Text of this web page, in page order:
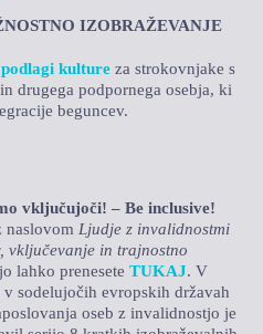
IZOBRAŽEVANJE
kultureza strokovnjake s
drugega podpornega osebja, ki
beguncev.
vključujoči! – Be inclusive!
naslovom Ljudje z invalidnostmi
vključevanje in trajnostno
lahko prenesete TUKAJ. V
sodelujočih evropskih državah
oseb z invalidnostjo je